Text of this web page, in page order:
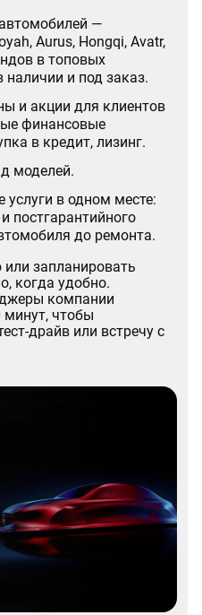
—
Aurus, Hongqi, Avatr,
в топовых
наличии и под заказ.
и акции для клиентов
финансовые
в кредит, лизинг.
моделей.
услуги в одном месте:
постгарантийного
до ремонта.
запланировать
когда удобно.
компании
минут, чтобы
драйв или встречу с